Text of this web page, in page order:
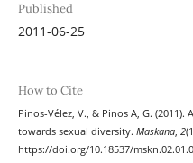
Published
2011-06-25
How to Cite
Pinos-Vélez, V., & Pinos A, G.
towards sexual diversity. Maskana, 2
https://doi.org/10.18537/